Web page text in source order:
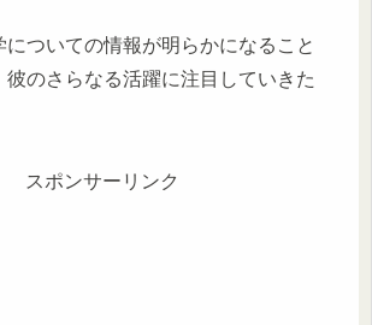
ついての情報が明らかになること
彼のさらなる活躍に注目していきた
スポンサーリンク